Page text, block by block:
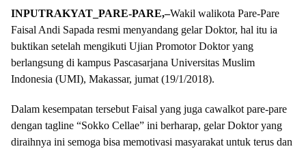
INPUTRAKYAT_PARE-PARE,–Wakil walikota Pare-Pare
Faisal Andi Sapada resmi menyandang gelar Doktor, hal itu ia
buktikan setelah mengikuti Ujian Promotor Doktor yang
berlangsung di kampus Pascasarjana Universitas Muslim
Indonesia (UMI), Makassar, jumat (19/1/2018).
Dalam kesempatan tersebut Faisal yang juga cawalkot pare-pare
dengan tagline “Sokko Cellae” ini berharap, gelar Doktor yang
diraihnya ini semoga bisa memotivasi masyarakat untuk terus dan